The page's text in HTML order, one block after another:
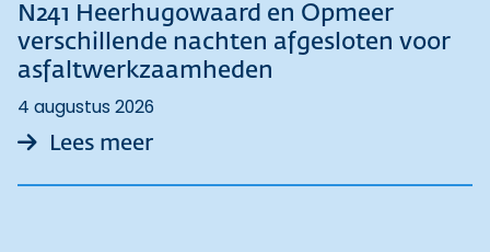
N241 Heerhugowaard en Opmeer
verschillende nachten afgesloten voor
asfaltwerkzaamheden
4 augustus 2026
Lees meerover N241 Heerhugowaard en